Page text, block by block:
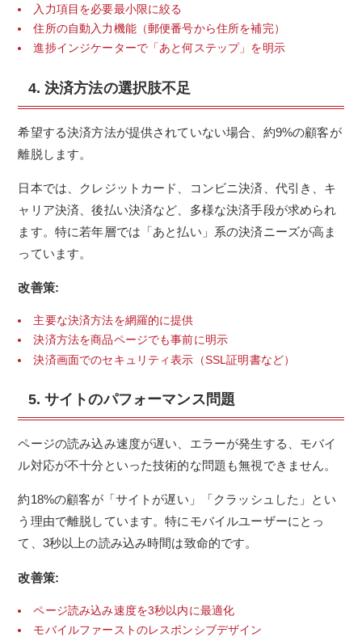
入力項目を必要最小限に絞る
住所の自動入力機能（郵便番号から住所を補完）
進捗インジケーターで「あと何ステップ」を明示
4. 決済方法の選択肢不足
希望する決済方法が提供されていない場合、約9%の顧客が
離脱します。
日本では、クレジットカード、コンビニ決済、代引き、キ
ャリア決済、後払い決済など、多様な決済手段が求められ
ます。特に若年層では「あと払い」系の決済ニーズが高ま
っています。
改善策:
主要な決済方法を網羅的に提供
決済方法を商品ページでも事前に明示
決済画面でのセキュリティ表示（SSL証明書など）
5. サイトのパフォーマンス問題
ページの読み込み速度が遅い、エラーが発生する、モバイ
ル対応が不十分といった技術的な問題も無視できません。
約18%の顧客が「サイトが遅い」「クラッシュした」とい
う理由で離脱しています。特にモバイルユーザーにとっ
て、3秒以上の読み込み時間は致命的です。
改善策:
ページ読み込み速度を3秒以内に最適化
モバイルファーストのレスポンシブデザイン